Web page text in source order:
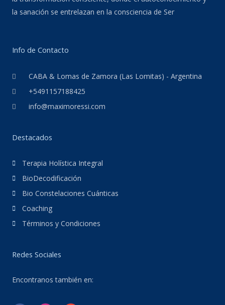
la sanación se entrelazan en la consciencia de Ser
Info de Contacto
CABA & Lomas de Zamora (Las Lomitas) - Argentina
+5491157188425
info@maximoressi.com
Destacados
Terapia Holística Integral
BioDecodificación
Bio Constelaciones Cuánticas
Coaching
Términos y Condiciones
Redes Sociales
Encontranos también en: